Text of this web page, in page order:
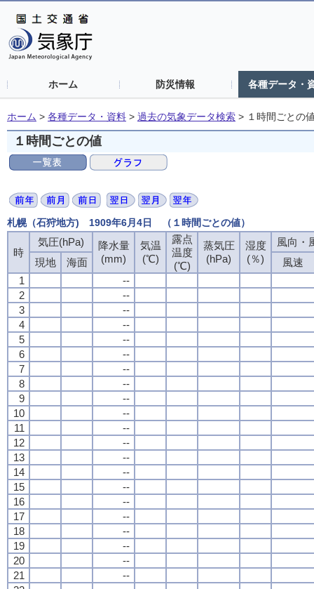
ホーム 防災情報 各種データ・
ホーム > 各種データ・資料 > 過去の気象データ検索 > １時間ごとの
１時間ごとの値
札幌（石狩地方) 1909年6月4日 （１時間ごとの値）
時
気圧(hPa)
降水量
(mm)
気温
(℃)
露点
温度
(℃)
蒸気圧
(hPa)
湿度
(％)
風向・
現地
海面
風速
1
--
2
--
3
--
4
--
5
--
6
--
7
--
8
--
9
--
10
--
11
--
12
--
13
--
14
--
15
--
16
--
17
--
18
--
19
--
20
--
21
--